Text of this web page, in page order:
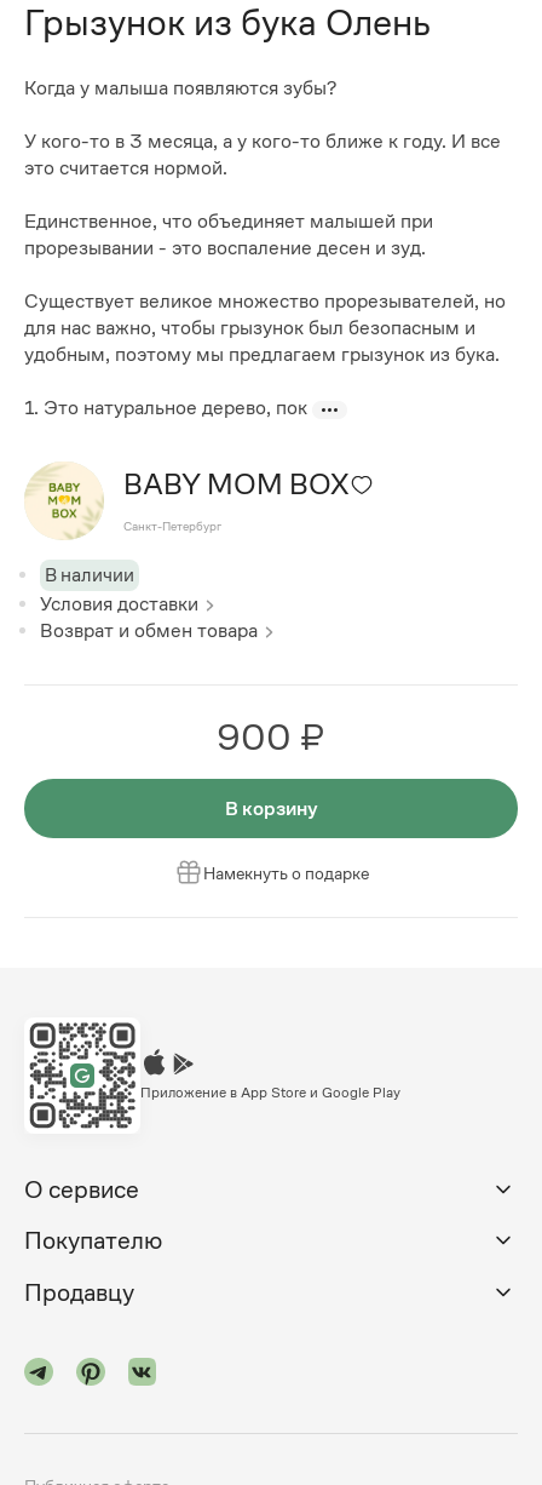
Грызунок из бука Олень
Когда у малыша появляются зубы?
У кого-то в 3 месяца, а у кого-то ближе к году. И все
это считается нормой.
Единственное, что объединяет малышей при
прорезывании - это воспаление десен и зуд.
Существует великое множество прорезывателей, но
для нас важно, чтобы грызунок был безопасным и
удобным, поэтому мы предлагаем грызунок из бука.
1. Это натуральное дерево, пок
BABY MOM BOX
Санкт-Петербург
В наличии
Условия доставки
Возврат и обмен товара
900 ₽
В корзину
Намекнуть о подарке
Приложение в App Store и Google Play
О сервисе
Покупателю
Продавцу